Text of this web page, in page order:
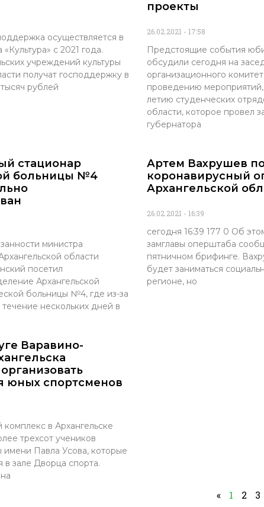
осуществляется в
с 2021 года.
учреждений культуры
получат господдержку в
рублей
проекты
26.02.2021 17:58
Предстоящие события
обсудили сегодня на
организационного
проведению
летию студенческих
области, которое провел
губернатора
стационар
больницы №4
министра
области
посетил
Архангельской
больницы №4, где из-за
нескольких дней в
Артем Вахрушев
коронавирусный
Архангельской
26.02.2021 16:39
сегодня 16:39 177 0 Об
замглавы оперштаба
пятничном брифинге.
будет заниматься
регионе, но
Варавино-
юных спортсменов
в Архангельске
трехсот учеников
Павла Усова, которые
в зале Дворца спорта.
« 1 2 3